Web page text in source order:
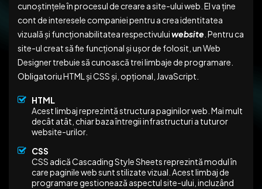
cunoștințele în procesul de creare a site-ului web. El va ține
cont de interesele companiei pentru a crea identitatea
vizuală și funcționabilitatea respectivuluiwebsite . Pentru ca
site-ul creat să fie funcțional și ușor de folosit, un Web
Designer trebuie să cunoască trei limbaje de programare.
Obligatoriu HTML și CSS și, opțional, JavaScript.
HTML
Acest limbaj reprezintă structura paginilor web. Mai mult
decât atât, chiar baza întregii infrastructuri a tuturor
website-urilor.
CSS
CSS adică Cascading Style Sheets reprezintă modul în
care paginile web sunt stilizate vizual. Acest limbaj de
programare gestionează aspectul site-ului, incluzând